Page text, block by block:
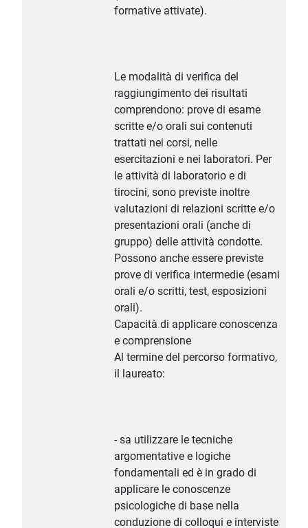
formative attivate).
Le modalità di verifica del
raggiungimento dei risultati
comprendono: prove di esame
scritte e/o orali sui contenuti
trattati nei corsi, nelle
esercitazioni e nei laboratori. Per
le attività di laboratorio e di
tirocini, sono previste inoltre
valutazioni di relazioni scritte e/o
presentazioni orali (anche di
gruppo) delle attività condotte.
Possono anche essere previste
prove di verifica intermedie (esami
orali e/o scritti, test, esposizioni
orali).
Capacità di applicare conoscenza
e comprensione
Al termine del percorso formativo,
il laureato:
- sa utilizzare le tecniche
argomentative e logiche
fondamentali ed è in grado di
applicare le conoscenze
psicologiche di base nella
conduzione di colloqui e interviste